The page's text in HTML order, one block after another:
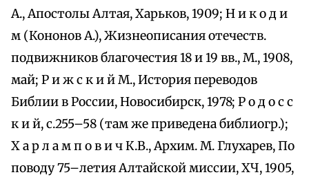
А., Апостолы Алтая, Харьков, 1909; Н и к о д и
м (Кононов А.), Жизнеописания отечеств.
подвижников благочестия 18 и 19 вв., М., 1908,
май; Р и ж с к и й М., История переводов
Библии в России, Новосибирск, 1978; Р о д о с с
к и й, с.255–58 (там же приведена библиогр.);
Х а р л а м п о в и ч К.В., Архим. М. Глухарев, По
поводу 75–летия Алтайской миссии, ХЧ, 1905,